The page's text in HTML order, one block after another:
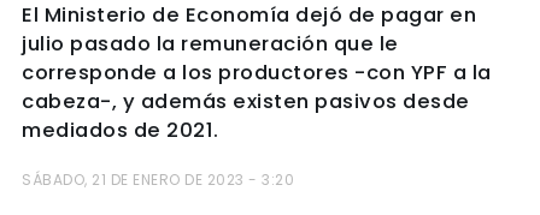
El Ministerio de Economía dejó de pagar en
julio pasado la remuneración que le
corresponde a los productores -con YPF a la
cabeza-, y además existen pasivos desde
mediados de 2021.
SÁBADO, 21 DE ENERO DE 2023 - 3:20